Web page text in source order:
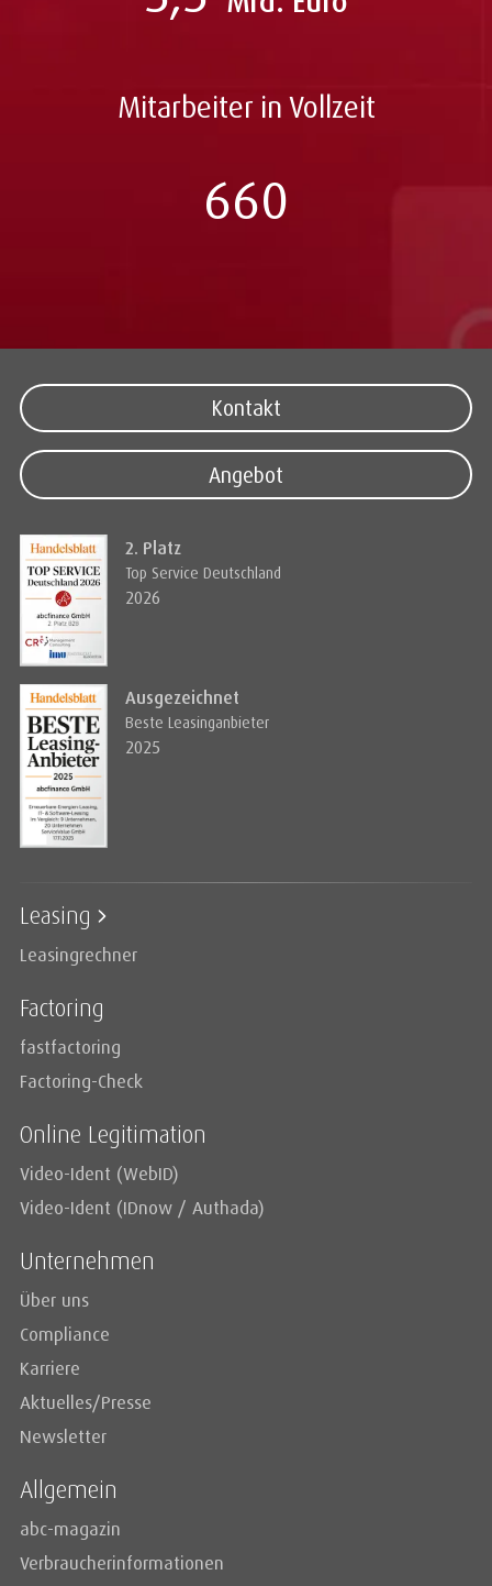
Mitarbeiter in Vollzeit
660
Kontakt
Angebot
2. Platz
Top Service Deutschland
2026
Ausgezeichnet
Beste Leasinganbieter
2025
Leasing
Leasingrechner
Factoring
fastfactoring
Factoring-Check
Online Legitimation
Video-Ident (WebID)
Video-Ident (IDnow / Authada)
Unternehmen
Über uns
Compliance
Karriere
Aktuelles/Presse
Newsletter
Allgemein
abc-magazin
Verbraucherinformationen